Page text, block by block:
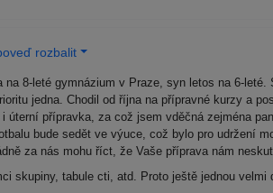
rozbalit
na 8-leté gymnázium v Praze, syn letos na 6-
jedna. Chodil od října na přípravné kurzy a
úterní přípravka, za což jsem vděčná zejména
bude sedět ve výuce, což bylo pro udržení
za nás mohu říct, že Vaše příprava nám
skupiny, tabule cti, atd. Proto ještě jednou velmi